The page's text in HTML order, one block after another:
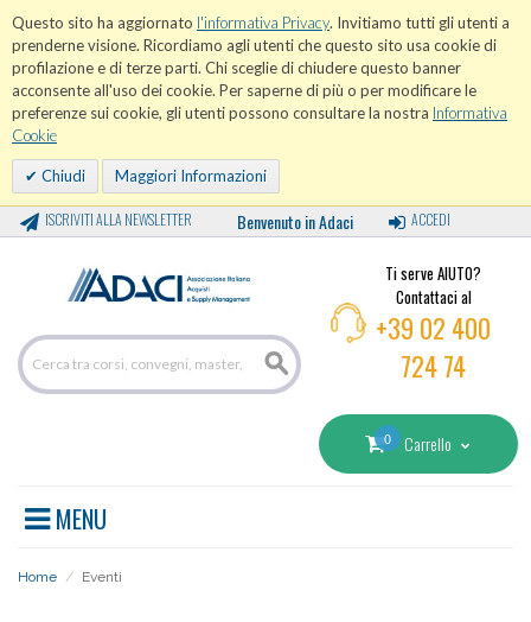
Questo sito ha aggiornato l'informativa Privacy. Invitiamo tutti gli utenti a
prenderne visione. Ricordiamo agli utenti che questo sito usa cookie di
profilazione e di terze parti. Chi sceglie di chiudere questo banner
acconsente all'uso dei cookie. Per saperne di più o per modificare le
preferenze sui cookie, gli utenti possono consultare la nostra Informativa
Cookie
Chiudi Maggiori Informazioni
ISCRIVITI ALLA NEWSLETTER Benvenuto in Adaci ACCEDI
Ti serve AIUTO?
Contattaci al
+39 02 400
724 74
0 Carrello
MENU
Home / Eventi